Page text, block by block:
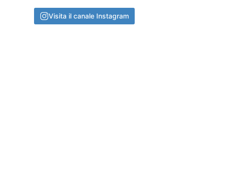
Visita il canale Instagram